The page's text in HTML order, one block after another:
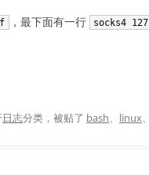
，最下面有一行 socks4
日志分类，被贴了 bash、 linux、